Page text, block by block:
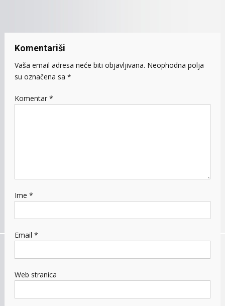
Komentariši
Vaša email adresa neće biti objavljivana. Neophodna polja
su označena sa *
Komentar *
Ime *
Email *
Web stranica